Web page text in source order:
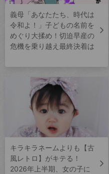
義母「あなたたち、時代は
令和よ！」子どもの名前を
めぐり大揉め！切迫早産の
危機を乗り越え最終決着は
キラキラネームよりも【古
風レトロ】がキテる！
2026年上半期、女の子に